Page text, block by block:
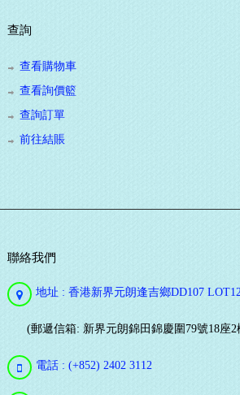
查詢
查看購物車
查看詢價籃
查詢訂單
前往結賬
聯絡我們
地址 : 香港新界元朗逢吉鄉DD107
(郵遞信箱: 新界元朗錦田錦慶圍79號18座2
電話 : (+852) 2402 3112